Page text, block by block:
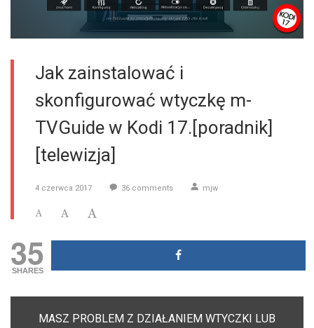
Jak zainstalować i
skonfigurować wtyczkę m-
TVGuide w Kodi 17.[poradnik]
[telewizja]
4 czerwca 2017 36 comments mjw
35
SHARES
MASZ PROBLEM Z DZIAŁANIEM WTYCZKI LUB